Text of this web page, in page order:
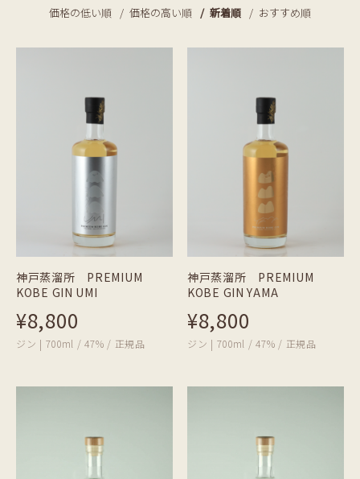
価格の低い順
価格の高い順 新着順 おすすめ順
神戸蒸溜所 PREMIUM
KOBE GIN UMI
¥8,800
ジン | 700ml / 47% / 正規品
神戸蒸溜所 PREMIUM
KOBE GIN YAMA
¥8,800
ジン | 700ml / 47% / 正規品